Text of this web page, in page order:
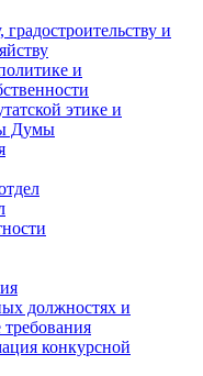
градостроительству и
и
этике и
Думы
должностях и
конкурсной